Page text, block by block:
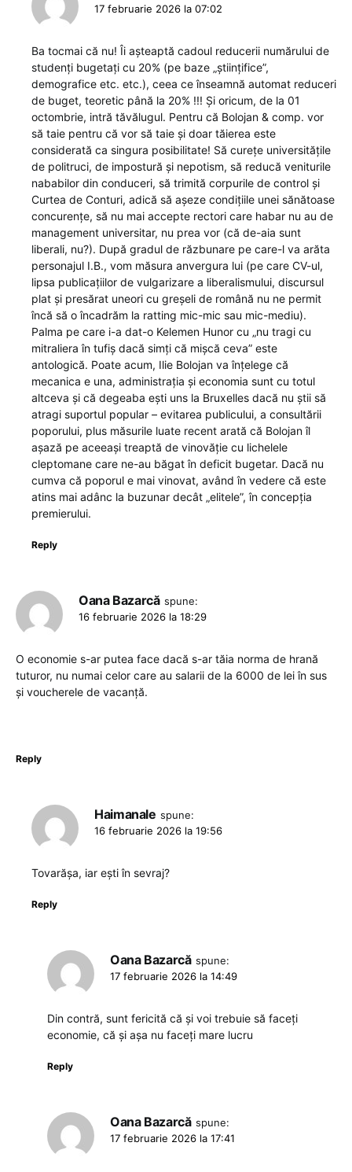
17 februarie 2026 la 07:02
Ba tocmai că nu! Îi așteaptă cadoul reducerii numărului de
studenți bugetați cu 20% (pe baze „științifice”,
demografice etc. etc.), ceea ce înseamnă automat reduceri
de buget, teoretic până la 20% !!! Și oricum, de la 01
octombrie, intră tăvălugul. Pentru că Bolojan & comp. vor
să taie pentru că vor să taie și doar tăierea este
considerată ca singura posibilitate! Să curețe universitățile
de politruci, de impostură și nepotism, să reducă veniturile
nababilor din conduceri, să trimită corpurile de control și
Curtea de Conturi, adică să așeze condițiile unei sănătoase
concurențe, să nu mai accepte rectori care habar nu au de
management universitar, nu prea vor (că de-aia sunt
liberali, nu?). După gradul de răzbunare pe care-l va arăta
personajul I.B., vom măsura anvergura lui (pe care CV-ul,
lipsa publicațiilor de vulgarizare a liberalismului, discursul
plat și presărat uneori cu greșeli de română nu ne permit
încă să o încadrăm la ratting mic-mic sau mic-mediu).
Palma pe care i-a dat-o Kelemen Hunor cu „nu tragi cu
mitraliera în tufiș dacă simți că mișcă ceva” este
antologică. Poate acum, Ilie Bolojan va înțelege că
mecanica e una, administrația și economia sunt cu totul
altceva și că degeaba ești uns la Bruxelles dacă nu știi să
atragi suportul popular – evitarea publicului, a consultării
poporului, plus măsurile luate recent arată că Bolojan îl
așază pe aceeași treaptă de vinovăție cu lichelele
cleptomane care ne-au băgat în deficit bugetar. Dacă nu
cumva că poporul e mai vinovat, având în vedere că este
atins mai adânc la buzunar decât „elitele”, în concepția
premierului.
Reply
Oana Bazarcă spune:
16 februarie 2026 la 18:29
O economie s-ar putea face dacă s-ar tăia norma de hrană
tuturor, nu numai celor care au salarii de la 6000 de lei în sus
și voucherele de vacanță.
Reply
Haimanale spune:
16 februarie 2026 la 19:56
Tovarășa, iar ești în sevraj?
Reply
Oana Bazarcă spune:
17 februarie 2026 la 14:49
Din contră, sunt fericită că și voi trebuie să faceți
economie, că și așa nu faceți mare lucru
Reply
Oana Bazarcă spune:
17 februarie 2026 la 17:41